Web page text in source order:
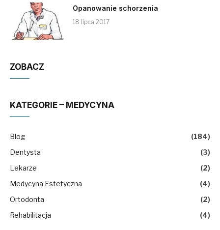
Opanowanie schorzenia
18 lipca 2017
ZOBACZ
KATEGORIE – MEDYCYNA
Blog
(184)
Dentysta
(3)
Lekarze
(2)
Medycyna Estetyczna
(4)
Ortodonta
(2)
Rehabilitacja
(4)